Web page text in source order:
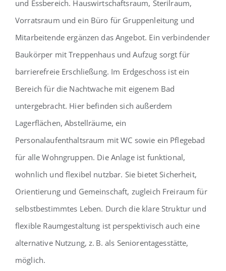
und Essbereich. Hauswirtschaftsraum, Sterilraum,
Vorratsraum und ein Büro für Gruppenleitung und
Mitarbeitende ergänzen das Angebot. Ein verbindender
Baukörper mit Treppenhaus und Aufzug sorgt für
barrierefreie Erschließung. Im Erdgeschoss ist ein
Bereich für die Nachtwache mit eigenem Bad
untergebracht. Hier befinden sich außerdem
Lagerflächen, Abstellräume, ein
Personalaufenthaltsraum mit WC sowie ein Pflegebad
für alle Wohngruppen. Die Anlage ist funktional,
wohnlich und flexibel nutzbar. Sie bietet Sicherheit,
Orientierung und Gemeinschaft, zugleich Freiraum für
selbstbestimmtes Leben. Durch die klare Struktur und
flexible Raumgestaltung ist perspektivisch auch eine
alternative Nutzung, z. B. als Seniorentagesstätte,
möglich.